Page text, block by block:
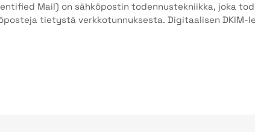
Mail) on sähköpostin todennustekniikka, joka
tietystä verkkotunnuksesta. Digitaalisen DKIM-